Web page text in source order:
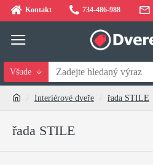
Kontakt 734-486-988
Všude
Interiérové dveře řada STILE
řada STILE